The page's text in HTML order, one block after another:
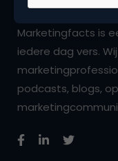
Marketingfacts is
iedere dag vers.
podcasts, blogs,